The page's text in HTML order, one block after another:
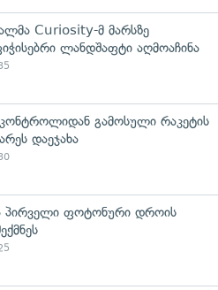
Curiosity-მ მარსზე
ლანდშაფტი აღმოაჩინა
გამოსული რაკეტის
დაეჯახა
პირველი ფოტონური დროის